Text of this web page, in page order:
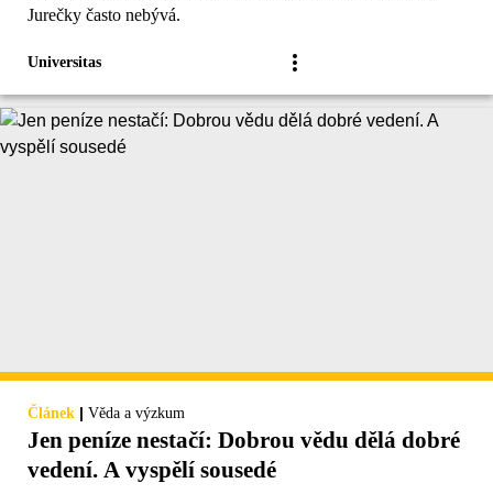
Jurečky často nebývá.
Universitas
Článek | Věda a výzkum
Jen peníze nestačí: Dobrou vědu dělá dobré
vedení. A vyspělí sousedé